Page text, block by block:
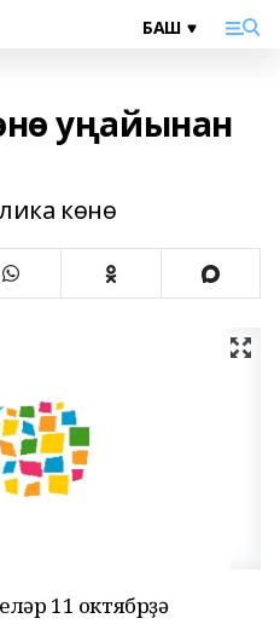
уңайынан
көнө
11 октябрҙә